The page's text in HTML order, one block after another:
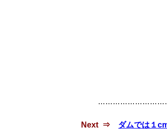
Next ⇒ ダムでは１